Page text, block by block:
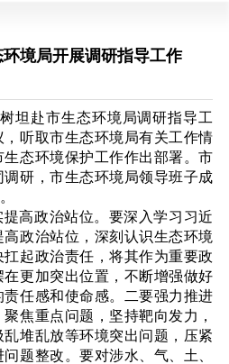
境局开展调研指导工作
坦赴市生态环境局调研指导工
听取市生态环境局有关工作情
态环境保护工作作出部署。市
研，市生态环境局领导班子成
高政治站位。要深入学习习近
政治站位，深刻认识生态环境
起政治责任，将其作为重要政
更加突出位置，不断增强做好
任感和使命感。二要强力推进
焦重点问题，坚持靶向发力，
堆乱放等环境突出问题，压紧
题整改。要对涉水、气、土、